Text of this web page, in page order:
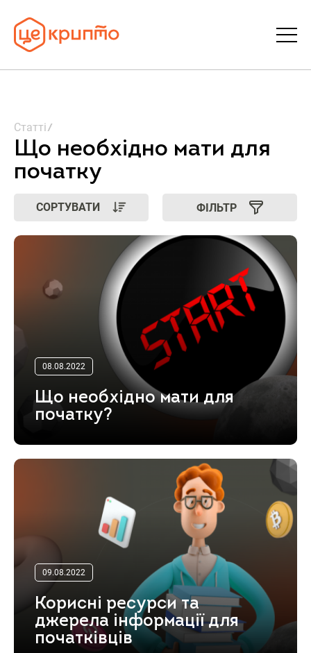
Про ЦеКрипто
Увійти | Реєстрація
Статті
Що необхідно мати для
початку
СОРТУВАТИ ФІЛЬТР
08.08.2022
Що необхідно мати для
початку?
09.08.2022
Корисні ресурси та
джерела інформації для
початківців